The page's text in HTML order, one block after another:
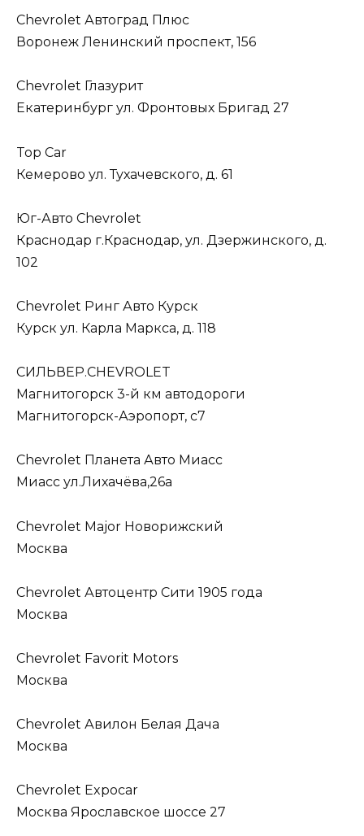
Chevrolet Автоград Плюс
Воронеж Ленинский проспект, 156
Chevrolet Глазурит
Екатеринбург ул. Фронтовых Бригад 27
Top Car
Кемерово ул. Тухачевского, д. 61
Юг-Авто Chevrolet
Краснодар г.Краснодар, ул. Дзержинского, д.
102
Chevrolet Ринг Авто Курск
Курск ул. Карла Маркса, д. 118
СИЛЬВЕР.CHEVROLET
Магнитогорск 3-й км автодороги
Магнитогорск-Аэропорт, с7
Chevrolet Планета Авто Миасс
Миасс ул.Лихачёва,26а
Chevrolet Major Новорижский
Москва
Chevrolet Автоцентр Сити 1905 года
Москва
Chevrolet Favorit Motors
Москва
Chevrolet Авилон Белая Дача
Москва
Сhevrolet Expocar
Москва Ярославское шоссе 27